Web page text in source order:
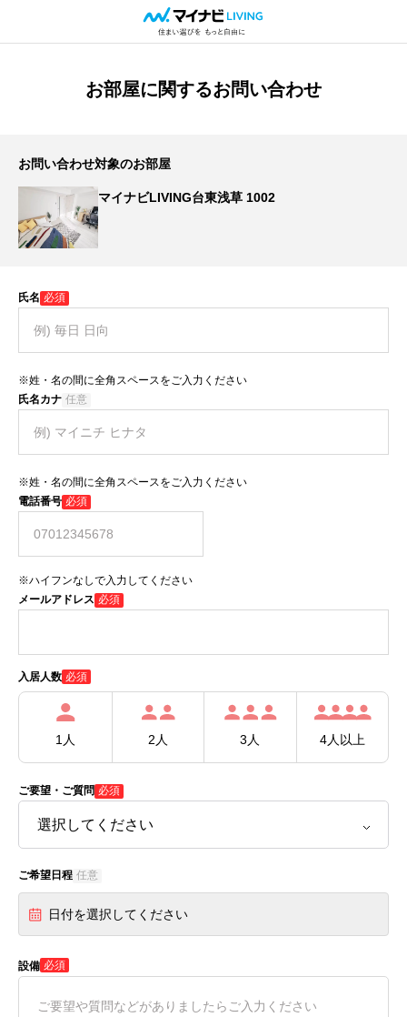
お部屋に関するお問い合わせ
お問い合わせ対象のお部屋
マイナビLIVING台東浅草 1002
氏名 必須
※姓・名の間に全角スペースをご入力ください
氏名カナ 任意
※姓・名の間に全角スペースをご入力ください
電話番号 必須
※ハイフンなしで入力してください
メールアドレス 必須
入居人数 必須
1人 2人 3人 4人以上
ご要望・ご質問 必須
ご希望日程 任意
日付を選択してください
設備 必須